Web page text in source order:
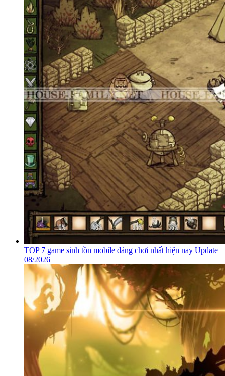
TOP 7 game sinh tồn mobile đáng chơi nhất hiện nay Update
08/2026